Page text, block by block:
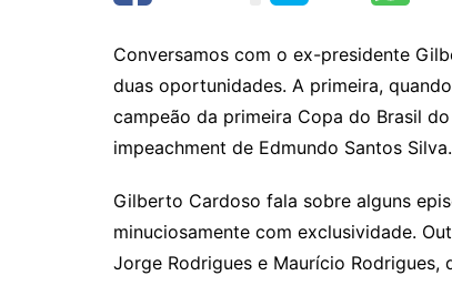
Conversamos com o ex-presidente
duas oportunidades. A primeira,
campeão da primeira Copa do Brasil
impeachment de Edmundo Santos Silva.
Gilberto Cardoso fala sobre alguns
minuciosamente com exclusividade.
Jorge Rodrigues e Maurício